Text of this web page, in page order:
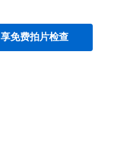
免费拍片检查